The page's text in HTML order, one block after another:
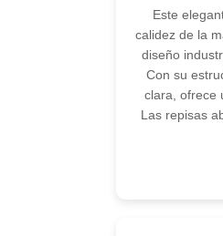
Este
calidez de la
diseño
Con su
clara, ofrece
Las repisas